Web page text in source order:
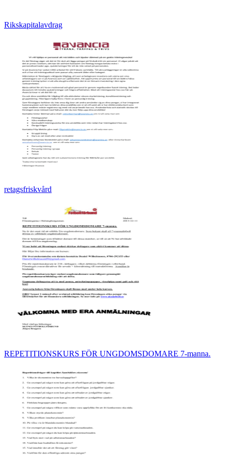
Rikskapitalavdrag
retagsfriskvård
REPETITIONSKURS FÖR UNGDOMSDOMARE 7-manna.